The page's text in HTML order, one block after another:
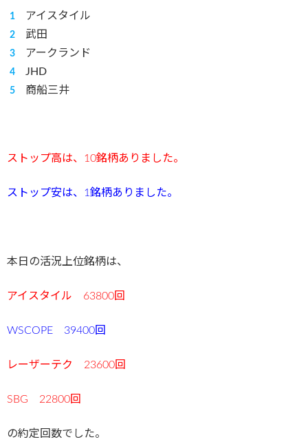
アイスタイル
武田
アークランド
JHD
商船三井
ストップ高は、10銘柄ありました。
ストップ安は、1 銘柄ありました。
本日の活況上位銘柄は、
アイスタイル 63800回
WSCOPE 39400回
レーザーテク 23600回
SBG 22800回
の約定回数でした。